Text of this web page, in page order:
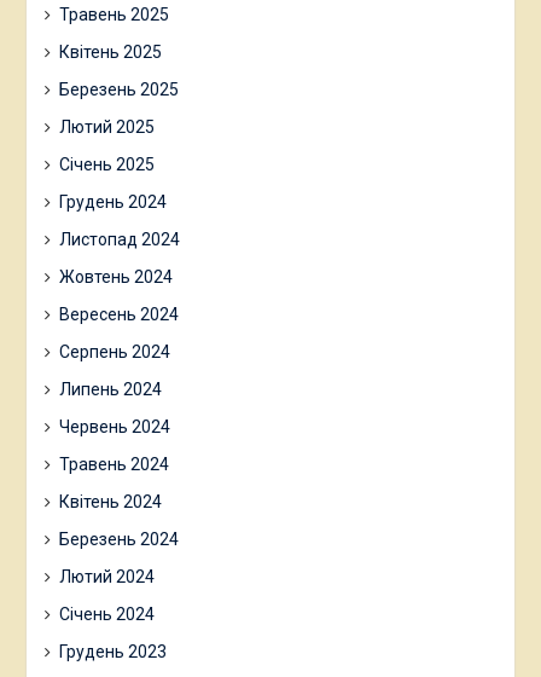
Травень 2025
Квітень 2025
Березень 2025
Лютий 2025
Січень 2025
Грудень 2024
Листопад 2024
Жовтень 2024
Вересень 2024
Серпень 2024
Липень 2024
Червень 2024
Травень 2024
Квітень 2024
Березень 2024
Лютий 2024
Січень 2024
Грудень 2023